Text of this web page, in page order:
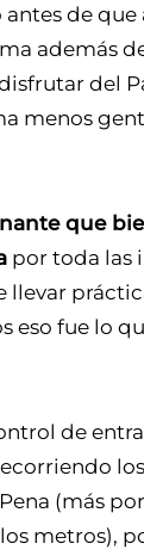
de que
además
del
menos
que
por toda las
llevar
eso fue lo
de
(más
metros),